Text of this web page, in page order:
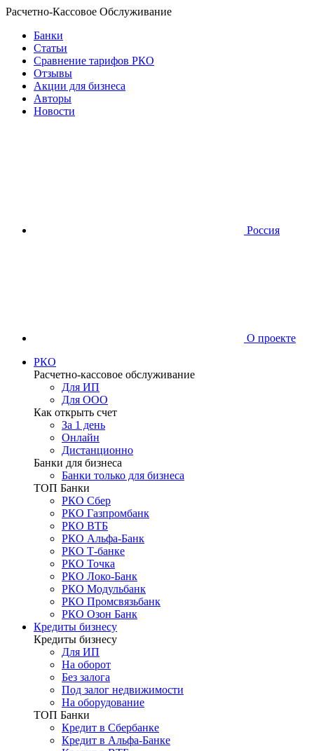
Расчетно-Кассовое Обслуживание
Банки
Статьи
Сравнение тарифов РКО
Отзывы
Акции для бизнеса
Авторы
Новости
Россия
О проекте
РКО
Расчетно-кассовое обслуживание
Для ИП
Для ООО
Как открыть счет
За 1 день
Онлайн
Дистанционно
Банки для бизнеса
Банки только для бизнеса
ТОП Банки
РКО Сбер
РКО Газпромбанк
РКО ВТБ
РКО Альфа-Банк
РКО Т-банке
РКО Точка
РКО Локо-Банк
РКО Модульбанк
РКО Промсвязьбанк
РКО Озон Банк
Кредиты бизнесу
Кредиты бизнесу
Для ИП
На оборот
Без залога
Под залог недвижимости
На оборудование
ТОП Банки
Кредит в Сбербанке
Кредит в Альфа-Банке